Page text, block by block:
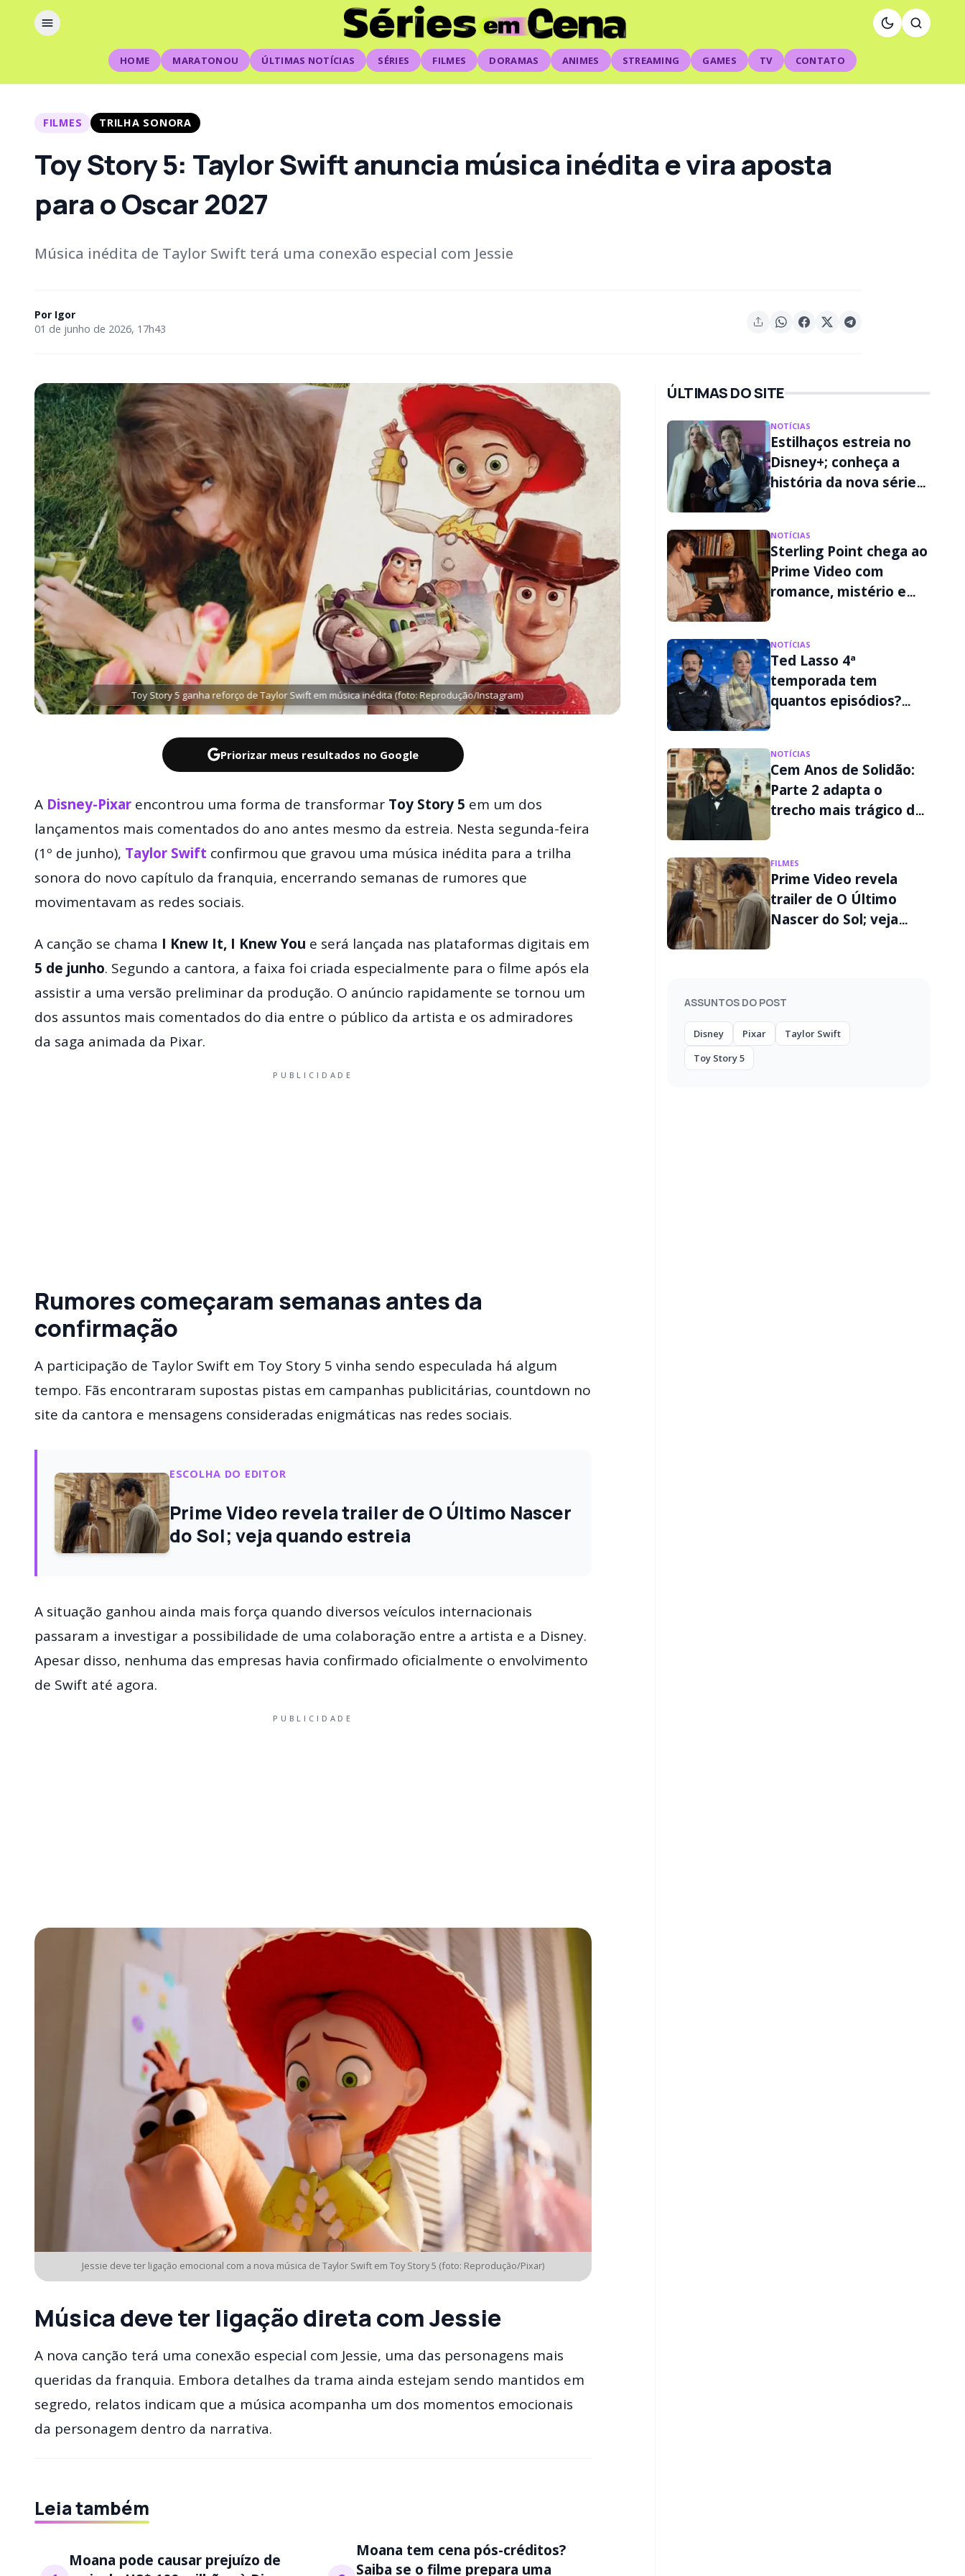
HOME MARATONOU ÚLTIMAS NOTÍCIAS SÉRIES FILMES DORAMAS ANIMES STREAMING GAMES TV CONTATO
FILMES TRILHA SONORA
Toy Story 5: Taylor Swift anuncia música inédita e vira aposta
para o Oscar 2027
Música inédita de Taylor Swift terá uma conexão especial com Jessie
Por Igor
01 de junho de 2026, 17h43
Toy Story 5 ganha reforço de Taylor Swift em música inédita (foto: Reprodução/Instagram)
Priorizar meus resultados no Google
A Disney-Pixar encontrou uma forma de transformar Toy Story 5 em um dos
lançamentos mais comentados do ano antes mesmo da estreia. Nesta segunda-feira
(1º de junho), Taylor Swift confirmou que gravou uma música inédita para a trilha
sonora do novo capítulo da franquia, encerrando semanas de rumores que
movimentavam as redes sociais.
A canção se chama I Knew It, I Knew You e será lançada nas plataformas digitais em
5 de junho. Segundo a cantora, a faixa foi criada especialmente para o filme após ela
assistir a uma versão preliminar da produção. O anúncio rapidamente se tornou um
dos assuntos mais comentados do dia entre o público da artista e os admiradores
da saga animada da Pixar.
PUBLICIDADE
Rumores começaram semanas antes da
confirmação
A participação de Taylor Swift em Toy Story 5 vinha sendo especulada há algum
tempo. Fãs encontraram supostas pistas em campanhas publicitárias, countdown no
site da cantora e mensagens consideradas enigmáticas nas redes sociais.
ESCOLHA DO EDITOR
Prime Video revela trailer de O Último Nascer
do Sol; veja quando estreia
A situação ganhou ainda mais força quando diversos veículos internacionais
passaram a investigar a possibilidade de uma colaboração entre a artista e a Disney.
Apesar disso, nenhuma das empresas havia confirmado oficialmente o envolvimento
de Swift até agora.
PUBLICIDADE
Jessie deve ter ligação emocional com a nova música de Taylor Swift em Toy Story 5 (foto: Reprodução/Pixar)
Música deve ter ligação direta com Jessie
A nova canção terá uma conexão especial com Jessie, uma das personagens mais
queridas da franquia. Embora detalhes da trama ainda estejam sendo mantidos em
segredo, relatos indicam que a música acompanha um dos momentos emocionais
da personagem dentro da narrativa.
Leia também
Moana pode causar prejuízo de
Moana tem cena pós-créditos?
Saiba se o filme prepara uma
ÚLTIMAS DO SITE
NOTÍCIAS
Estilhaços estreia no
Disney+; conheça a
história da nova série
NOTÍCIAS
Sterling Point chega ao
Prime Video com
romance, mistério e
NOTÍCIAS
Ted Lasso 4ª
temporada tem
quantos episódios?
NOTÍCIAS
Cem Anos de Solidão:
Parte 2 adapta o
trecho mais trágico do
FILMES
Prime Video revela
trailer de O Último
Nascer do Sol; veja
ASSUNTOS DO POST
Disney Pixar
Taylor Swift
Toy Story 5